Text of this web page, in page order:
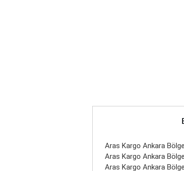
Aras Kargo Ankara
Aras Kargo Ankara
Aras Kargo Ankara